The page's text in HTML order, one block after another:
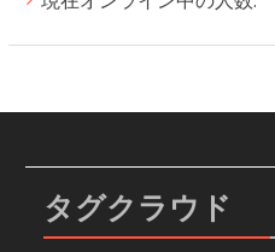
タグクラウド